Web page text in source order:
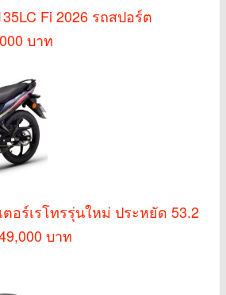
Fi 2026 รถสปอร์ต
บาท
ตอร์เรโทรรุ่นใหม่ ประหยัด 53.2
บาท